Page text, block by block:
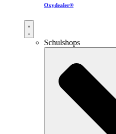
Oxydealer®
Schulshops